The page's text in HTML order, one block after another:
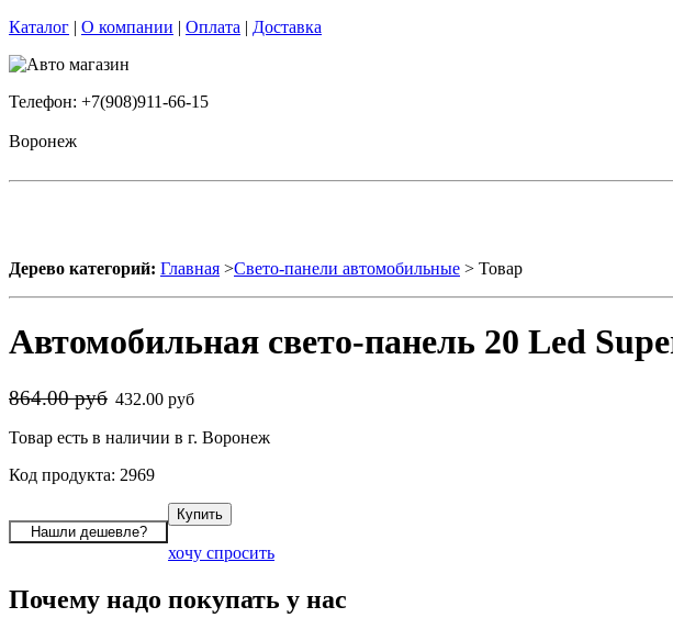
Каталог | О компании | Оплата | Доставка
Телефон: +7(908)911-66-15
Воронеж
Дерево категорий: Главная >Свето-панели автомобильные > Товар
Автомобильная свето-панель 20 Led
864.00 руб 432.00 руб
Товар есть в наличии в г. Воронеж
Код продукта: 2969
хочу спросить
Почему надо покупать у нас